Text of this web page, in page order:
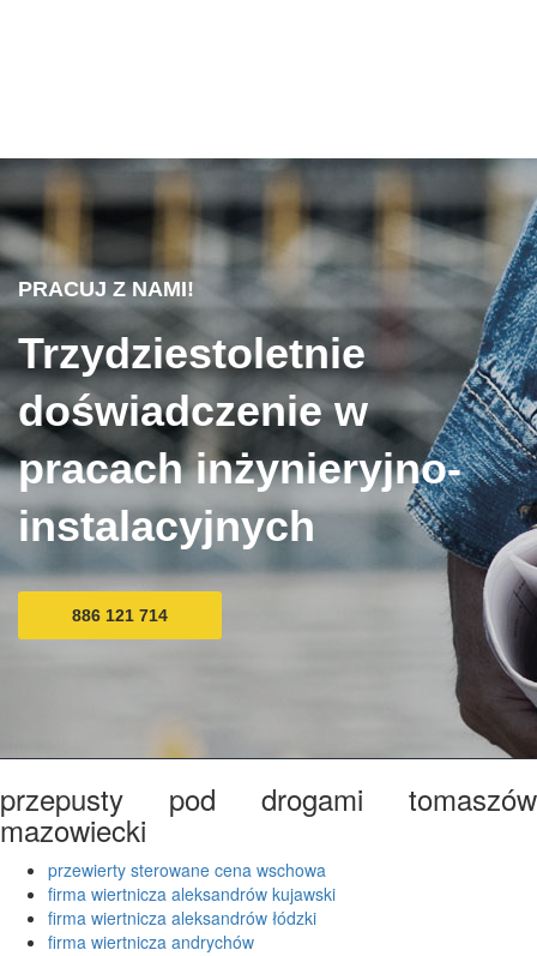
PRACUJ Z NAMI!
Trzydziestoletnie
doświadczenie w
pracach inżynieryjno-
instalacyjnych
886 121 714
przepusty pod drogami tomaszów
mazowiecki
przewierty sterowane cena wschowa
firma wiertnicza aleksandrów kujawski
firma wiertnicza aleksandrów łódzki
firma wiertnicza andrychów